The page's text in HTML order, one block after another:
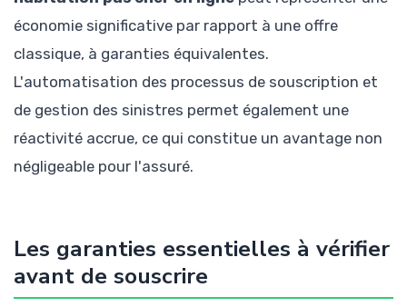
économie significative par rapport à une offre
classique, à garanties équivalentes.
L'automatisation des processus de souscription et
de gestion des sinistres permet également une
réactivité accrue, ce qui constitue un avantage non
négligeable pour l'assuré.
Les garanties essentielles à vérifier
avant de souscrire